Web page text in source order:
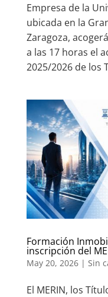
Empresa de la
ubicada en la
Zaragoza,
a las 17 horas el
2025/2026 de los
Formación
inscripción del
May 20, 2026| Sin
El MERIN, los